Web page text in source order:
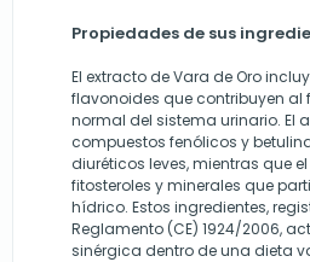
Propiedades de sus
El extracto de Vara de Oro
flavonoides que contribuyen
normal del sistema urinario. El
compuestos fenólicos y
diuréticos leves, mientras que
fitosteroles y minerales que
hídrico. Estos ingredientes,
Reglamento (CE) 1924/2006,
sinérgica dentro de una dieta